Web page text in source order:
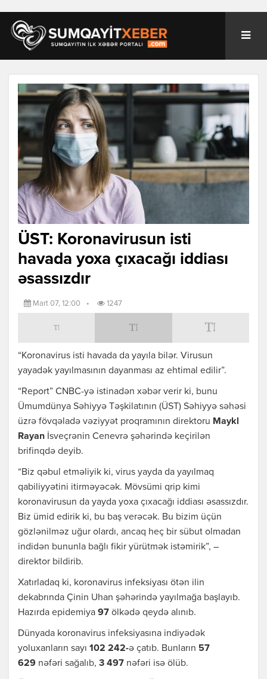
ÜST: Koronavirusun isti
havada yoxa çıxacağı iddiası
əsassızdır
Mart 07, 12:00 • 1247
“Koronavirus isti havada da yayıla bilər. Virusun
yayadək yayılmasının dayanması az ehtimal edilir”.
“Report” CNBC-yə istinadən xəbər verir ki, bunu
Ümumdünya Səhiyyə Təşkilatının (ÜST) Səhiyyə səhəsi
üzrə fövqəladə vəziyyət proqramının direktoru Maykl
Rayan İsveçrənin Cenevrə şəhərində keçirilən
brifinqdə deyib.
“Biz qəbul etməliyik ki, virus yayda da yayılmaq
qabiliyyətini itirməyəcək. Mövsümi qrip kimi
koronavirusun da yayda yoxa çıxacağı iddiası əsassızdır.
Biz ümid edirik ki, bu baş verəcək. Bu bizim üçün
gözlənilməz uğur olardı, ancaq heç bir sübut olmadan
indidən bununla bağlı fikir yürütmək istəmirik”, –
direktor bildirib.
Xatırladaq ki, koronavirus infeksiyası ötən ilin
dekabrında Çinin Uhan şəhərində yayılmağa başlayıb.
Hazırda epidemiya 97 ölkədə qeydə alınıb.
Dünyada koronavirus infeksiyasına indiyədək
yoluxanların sayı 102 242-ə çatıb. Bunların 57
629 nəfəri sağalıb, 3 497 nəfəri isə ölüb.